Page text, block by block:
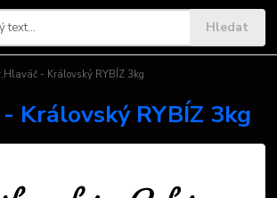
Hledat
- Královský RYBÍZ 3kg
Královský RYBÍZ 3kg